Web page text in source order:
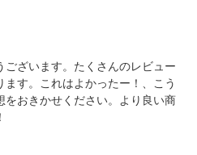
ざいます。たくさんのレビュー
す。これはよかったー！、こう
をおきかせください。より良い商